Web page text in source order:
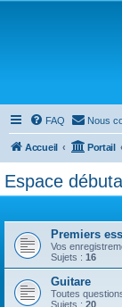
FAQ Nous
Accueil Portail
Espace
Premiers
Vos
Sujets : 16
Guitare
Toutes
Sujets : 20